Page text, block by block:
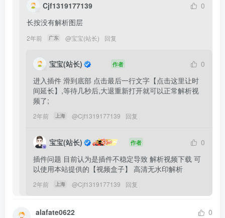
Cjf1319177139
0
长按没有解析图层
2年前 广东 @宝宝(站长) 回复
宝宝(站长) 作者
0
进入插件 滑到底部 点击最后一行文字【点击这里让时
间延长】,等待几秒后,大退重新打开就可以正常解析视
频了;
2年前 上海 @Cjf1319177139 回复
宝宝(站长) 作者
0
插件问题 目前认为是插件不稳定导致 解析视频下载 可
以使用本站提供的【视频盒子】 高清无水印解析
2年前 上海 @Cjf1319177139 回复
alafate0622
0